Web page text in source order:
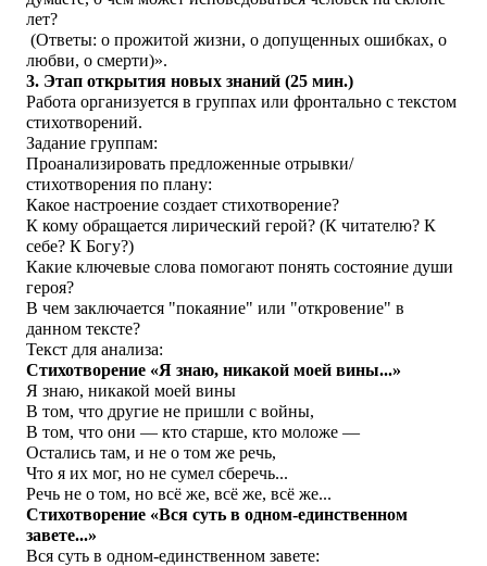
лет?
(Ответы: о прожитой жизни, о допущенных ошибках, о
любви, о смерти)».
3. Этап открытия новых знаний (25 мин.)
Работа организуется в группах или фронтально с текстом
стихотворений.
Задание группам:
Проанализировать предложенные отрывки/
стихотворения по плану:
Какое настроение создает стихотворение?
К кому обращается лирический герой? (К читателю? К
себе? К Богу?)
Какие ключевые слова помогают понять состояние души
героя?
В чем заключается "покаяние" или "откровение" в
данном тексте?
Текст для анализа:
Стихотворение «Я знаю, никакой моей вины...»
Я знаю, никакой моей вины
В том, что другие не пришли с войны,
В том, что они — кто старше, кто моложе —
Остались там, и не о том же речь,
Что я их мог, но не сумел сберечь...
Речь не о том, но всё же, всё же, всё же...
Стихотворение «Вся суть в одном-единственном
завете...»
Вся суть в одном-единственном завете: